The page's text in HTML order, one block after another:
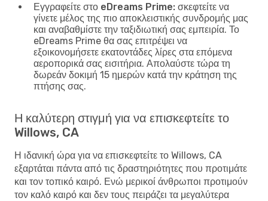
Εγγραφείτε στο eDreams Prime: σκεφτείτε να
γίνετε μέλος της πιο αποκλειστικής συνδρομής μας
και αναβαθμίστε την ταξιδιωτική σας εμπειρία. Το
eDreams Prime θα σας επιτρέψει να
εξοικονομήσετε εκατοντάδες λίρες στα επόμενα
αεροπορικά σας εισιτήρια. Απολαύστε τώρα τη
δωρεάν δοκιμή 15 ημερών κατά την κράτηση της
πτήσης σας.
Η καλύτερη στιγμή για να επισκεφτείτε το
Willows, CA
Η ιδανική ώρα για να επισκεφτείτε το Willows, CA
εξαρτάται πάντα από τις δραστηριότητες που προτιμάτε
και τον τοπικό καιρό. Ενώ μερικοί άνθρωποι προτιμούν
τον καλό καιρό και δεν τους πειράζει τα μεγαλύτερα